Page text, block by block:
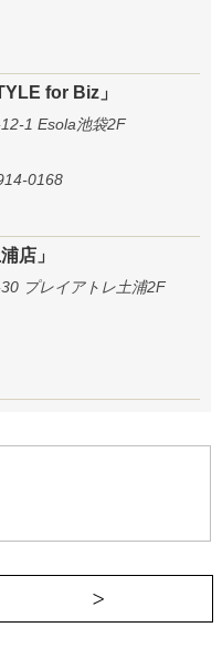
for Biz」
1 Esola池袋2F
0168
店」
プレイアトレ土浦2F